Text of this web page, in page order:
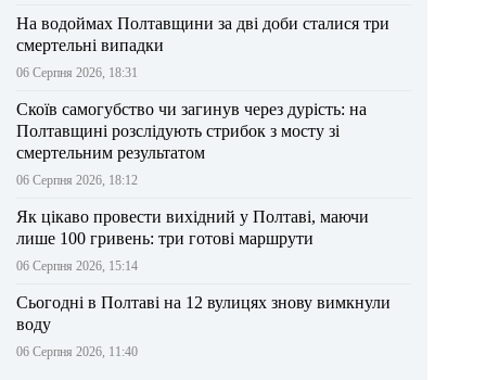
На водоймах Полтавщини за дві доби сталися три
смертельні випадки
06 Серпня 2026, 18:31
Скоїв самогубство чи загинув через дурість: на
Полтавщині розслідують стрибок з мосту зі
смертельним результатом
06 Серпня 2026, 18:12
Як цікаво провести вихідний у Полтаві, маючи
лише 100 гривень: три готові маршрути
06 Серпня 2026, 15:14
Сьогодні в Полтаві на 12 вулицях знову вимкнули
воду
06 Серпня 2026, 11:40